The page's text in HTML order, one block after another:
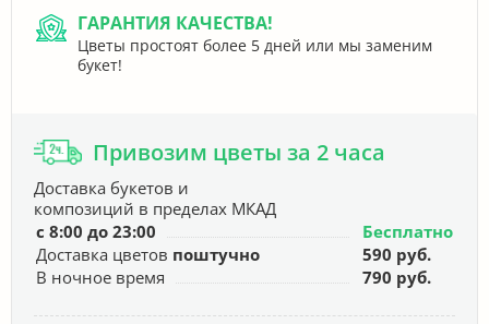
ГАРАНТИЯ КАЧЕСТВА!
Цветы простоят более 5 дней или мы заменим
букет!
Привозим цветы за 2 часа
Доставка букетов и
композиций в пределах МКАД
с 8:00 до 23:00
Бесплатно
Доставка цветов поштучно
590 руб.
В ночное время
790 руб.